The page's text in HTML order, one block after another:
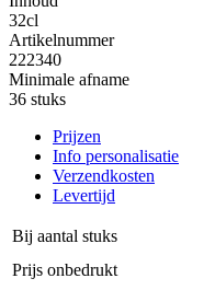
32cl
Artikelnummer
222340
Minimale afname
36 stuks
Prijzen
Info personalisatie
Verzendkosten
Levertijd
Bij aantal stuks
Prijs onbedrukt